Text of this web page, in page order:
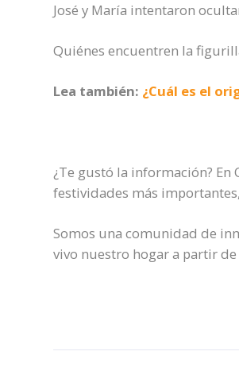
José y María intentaron
Quiénes encuentren la
Lea también: ¿Cuál es el
¿Te gustó la información?
festividades más
Somos una comunidad de
vivo nuestro hogar a partir